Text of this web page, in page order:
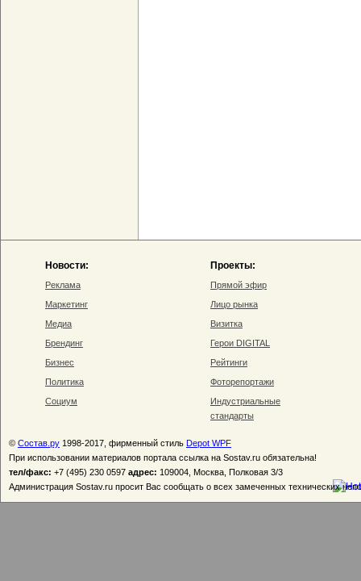
Новости:
Реклама
Маркетинг
Медиа
Брендинг
Бизнес
Политика
Социум
Проекты:
Прямой эфир
Лицо рынка
Визитка
Герои DIGITAL
Рейтинги
Фоторепортажи
Индустриальные
стандарты
© Состав.ру 1998-2017, фирменный стиль Depot WPF
При использовании материалов портала ссылка на Sostav.ru обязательна!
тел/факс: +7 (495) 230 0597 адрес: 109004, Москва, Полковая 3/3
Администрация Sostav.ru просит Вас сообщать о всех замеченных технических